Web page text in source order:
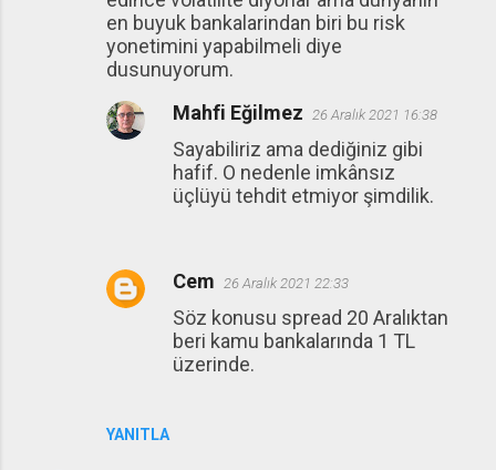
en buyuk bankalarindan biri bu risk
yonetimini yapabilmeli diye
dusunuyorum.
YANITLA
Mahfi Eğilmez 26 Aralık 2021 16:38
Sayabiliriz ama dediğiniz gibi
hafif. O nedenle imkânsız
üçlüyü tehdit etmiyor şimdilik.
Cem 26 Aralık 2021 22:33
Söz konusu spread 20 Aralıktan
beri kamu bankalarında 1 TL
üzerinde.